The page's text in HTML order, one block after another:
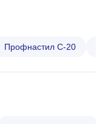
Профнастил С-20